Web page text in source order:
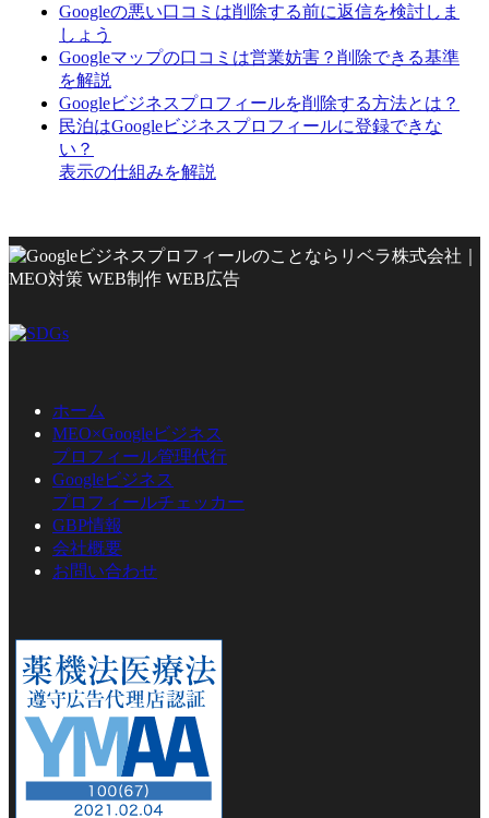
Googleの悪い口コミは削除する前に返信を検討しま
しょう
Googleマップの口コミは営業妨害？削除できる基準
を解説
Googleビジネスプロフィールを削除する方法とは？
民泊はGoogleビジネスプロフィールに登録できな
い？
表示の仕組みを解説
ホーム
MEO×Googleビジネス
プロフィール管理代行
Googleビジネス
プロフィールチェッカー
GBP情報
会社概要
お問い合わせ